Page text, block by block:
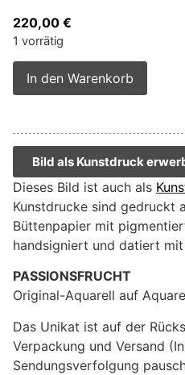
220,00 €
1 vorrätig
In den Warenkorb
Bild als Kunstdruck
Dieses Bild ist auch als
Kunstdrucke sind gedruckt
Büttenpapier mit
handsigniert und datiert mit
PASSIONSFRUCHT
Original-Aquarell auf
Das Unikat ist auf der
Verpackung und Versand
Sendungsverfolgung